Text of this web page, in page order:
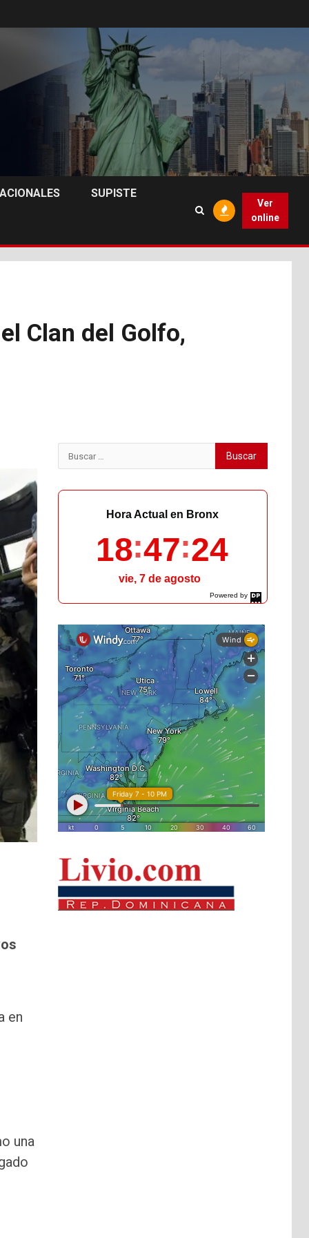
SUPISTE
Ver
online
Clan del Golfo,
en
una
Buscar:
Powered by
DaysPedia.com
Hora Actual en Bronx
18 47 25
vie, 7 de agosto